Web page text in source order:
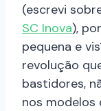
(escrevi
SC Inova),
pequena e
revolução
bastidores,
nos